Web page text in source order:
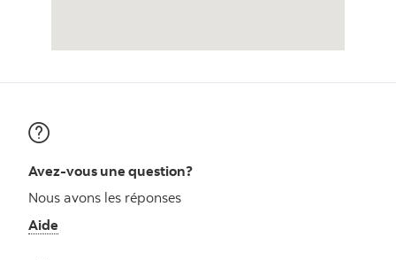
Avez-vous une question?
Nous avons les réponses
Aide